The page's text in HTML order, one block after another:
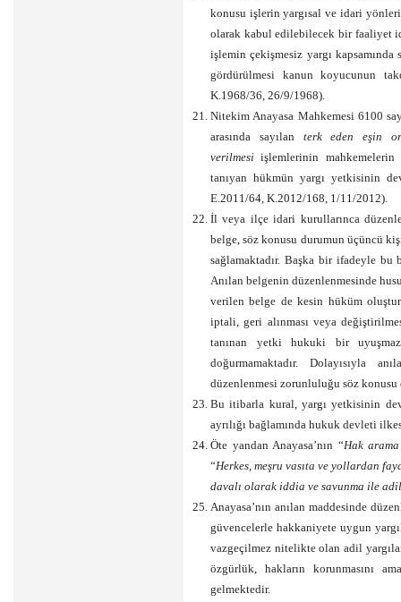
konusu işlerin yargısal ve idari
olarak kabul edilebilecek bir faaliyet
işlemin çekişmesiz yargı kapsamında
gördürülmesi kanun koyucunun
K.1968/36, 26/9/1968).
Nitekim Anayasa Mahkemesi 6100
arasında sayılan terk eden eşin
verilmesi işlemlerinin mahkemelerin
tanıyan hükmün yargı yetkisinin
E.2011/64, K.2012/168, 1/11/2012).
İl veya ilçe idari kurullarınca
belge, söz konusu durumun üçüncü
sağlamaktadır. Başka bir ifadeyle bu
Anılan belgenin düzenlenmesinde
verilen belge de kesin hüküm
iptali, geri alınması veya
tanınan yetki hukuki bir
doğurmamaktadır. Dolayısıyla
düzenlenmesi zorunluluğu söz
Bu itibarla kural, yargı yetkisinin
ayrılığı bağlamında hukuk devleti
Öte yandan Anayasa’nın “Hak
“Herkes, meşru vasıta ve yollardan
davalı olarak iddia ve savunma ile
Anayasa’nın anılan maddesinde
güvencelerle hakkaniyete uygun
vazgeçilmez nitelikte olan adil
özgürlük, hakların korunmasını
gelmektedir.